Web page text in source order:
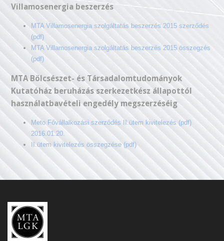
Villamosenergia beszerzés
MTA Villamosenergia szolgáltatás beszerzés 2015 szerződés
(pdf)
MTA Villamosenergia szolgáltatás beszerzés 2015 összegzés
(pdf)
MTA Bölcsészet- és Társadalomtudományok
Kutatóház beruházás szerkezetkész állapottól
használatbavételi engedély megszerzéséig
Meto Fővállalkozási szerződés II.ütem kivitelezés (pdf)
2016.01.20.
II.ütem kivitelezés összegzése (pdf)